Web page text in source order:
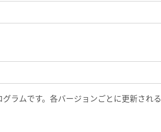
ラムです。各バージョンごとに更新される